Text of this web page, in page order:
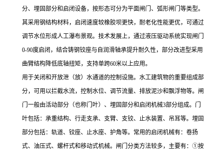
分、埋固部分和启闭设备，按形态可分为平面闸门、弧形闸门等类型。
其采用钢结构材料，启闭速度较橡胶坝更快，耐老化性能更优，可通过
调节水位形成人工瀑布景观。技术发展上，通过液压驱动系统实现闸门
0-90度启闭，结合铸钢铰座与自润滑轴承提升耐久性，部分改进型采用
曲臂结构降低底轴扭矩，支持单跨60米以上应用。
用于关闭和开放泄（放）水通道的控制设施。水工建筑物的重要组成部
分，可用以拦截水流，控制水位、调节流量、排放泥沙和飘浮物等。闸
门一般由活动部分（也称门叶）、埋固部分和启闭机械3部分组成。门
叶包括：承重结构、行走支承、支臂、支铰、止水装置、吊耳等。埋固
部分包括：轨道、铰座、止水座、护角等。常用的启闭机械有：卷扬
式、油压式、螺杆式和移动式机械。闸门分类方法较多，主要有：①按